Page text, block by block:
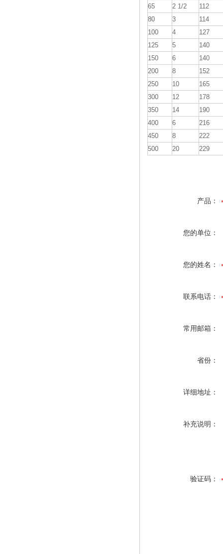
65
2 1/2
112
80
3
114
100
4
127
125
5
140
150
6
140
200
8
152
250
10
165
300
12
178
350
14
190
400
6
216
450
8
222
500
20 229
产品：
您的单位：
您的姓名：
联系电话：
常用邮箱：
省份：
详细地址：
补充说明：
验证码：